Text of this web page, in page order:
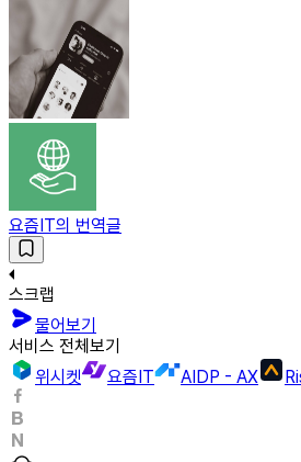
요즘IT의 번역글
스크랩
물어보기
서비스 전체보기
위시켓
요즘IT AIDP - AX